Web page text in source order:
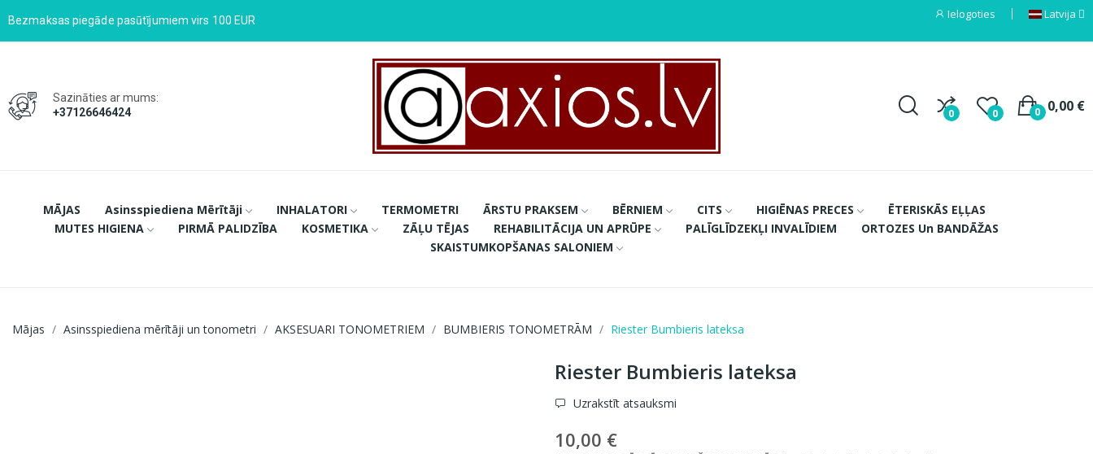
Bezmaksas piegāde pasūtījumiem virs 100 EUR Ielogoties Latvija
Sazināties ar mums:
+37126646424
0 0 0,00 €
0
MĀJAS Asinsspiediena Mērītāji INHALATORI TERMOMETRI ĀRSTU PRAKSEM BĒRNIEM CITS HIGIĒNAS PRECES
ĒTERISKĀS EĻĻAS
MUTES HIGIENA
PIRMĀ PALIDZĪBA KOSMETIKA ZĀĻU TĒJAS REHABILITĀCIJA UN APRŪPE PALĪGLĪDZEKĻI INVALĪDIEM
ORTOZES Un BANDĀŽAS
SKAISTUMKOPŠANAS SALONIEM
Mājas Asinsspiediena mērītāji un tonometri AKSESUARI TONOMETRIEM BUMBIERIS TONOMETRĀM Riester Bumbieris lateksa
Riester Bumbieris lateksa
Uzrakstīt atsauksmi
10,00 €